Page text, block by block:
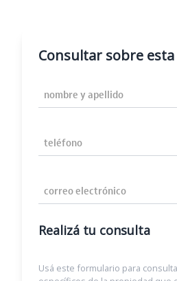
Consultar sobre
Realizá tu consulta